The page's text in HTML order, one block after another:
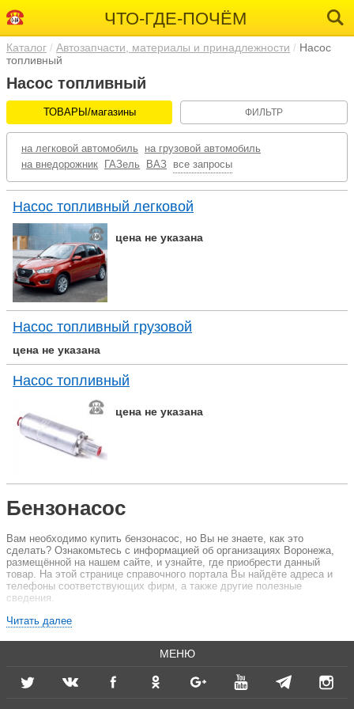
ЧТО-ГДЕ-ПОЧЁМ
Каталог Автозапчасти, материалы и принадлежности
Насос
топливный
Насос топливный
ТОВАРЫ/магазины ФИЛЬТР
на легковой автомобиль
на грузовой автомобиль
на внедорожник
ГАЗель ВАЗ все запросы
Насос топливный легковой
цена не указана
Насос топливный грузовой
цена не указана
Насос топливный
цена не указана
Бензонасос
Вам необходимо купить бензонасос, но Вы не знаете, как это
сделать? Ознакомьтесь с информацией об организациях Воронежа,
размещённой на нашем сайте, и узнайте, где приобрести данный
товар. На этой странице справочного портала Вы найдёте адреса и
телефоны соответствующих фирм, а также другие полезные
сведения.
Бензонасос – это устройство, предназначенное для обеспечения
функция данного приспособления – доставить топливо, без которого
невозможно функционирование двигателя, под определённым
машины, поэтому без соответствующего оборудования не обойтись.
Читать далее
МЕНЮ